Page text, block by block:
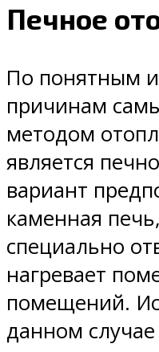
Печное
По понятным
причинам
методом
является
вариант
каменная
специально
нагревает
помещений.
данном